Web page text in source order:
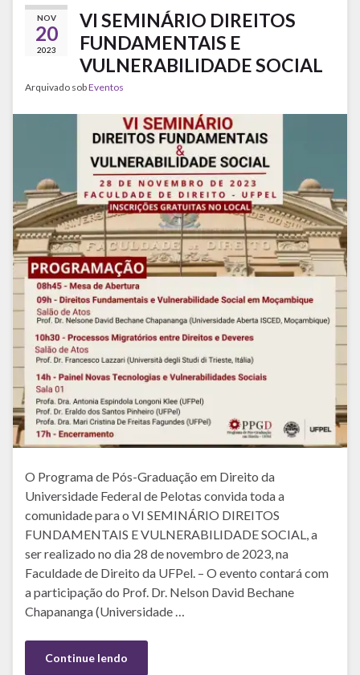
NOV
20
2023
VI SEMINÁRIO DIREITOS
FUNDAMENTAIS E
VULNERABILIDADE SOCIAL
Arquivado sobEventos
O Programa de Pós-Graduação em Direito da
Universidade Federal de Pelotas convida toda a
comunidade para o VI SEMINÁRIO DIREITOS
FUNDAMENTAIS E VULNERABILIDADE SOCIAL, a
ser realizado no dia 28 de novembro de 2023, na
Faculdade de Direito da UFPel. – O evento contará com
a participação do Prof. Dr. Nelson David Bechane
Chapananga (Universidade …
Continue lendo